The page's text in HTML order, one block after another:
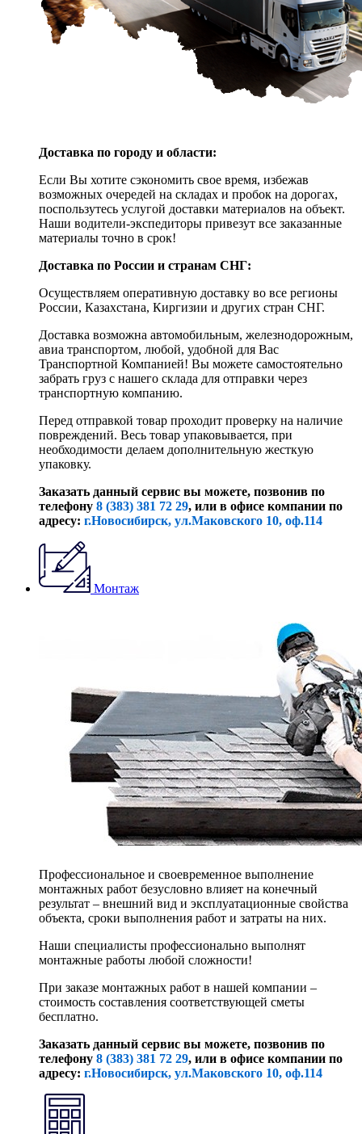
Доставка по городу и области:
Если Вы хотите сэкономить свое время, избежав
возможных очередей на складах и пробок на дорогах,
поспользутесь услугой доставки материалов на объект.
Наши водители-экспедиторы привезут все заказанные
материалы точно в срок!
Доставка по России и странам СНГ:
Осуществляем оперативную доставку во все регионы
России, Казахстана, Киргизии и других стран СНГ.
Доставка возможна автомобильным, железнодорожным,
авиа транспортом, любой, удобной для Вас
Транспортной Компанией! Вы можете самостоятельно
забрать груз с нашего склада для отправки через
транспортную компанию.
Перед отправкой товар проходит проверку на наличие
повреждений. Весь товар упаковывается, при
необходимости делаем дополнительную жесткую
упаковку.
Заказать данный сервис вы можете, позвонив по
телефону 8 (383) 381 72 29, или в офисе компании по
адресу: г.Новосибирск, ул.Маковского 10, оф.114
Монтаж
Профессиональное и своевременное выполнение
монтажных работ безусловно влияет на конечный
результат – внешний вид и эксплуатационные свойства
объекта, сроки выполнения работ и затраты на них.
Наши специалисты профессионально выполнят
монтажные работы любой сложности!
При заказе монтажных работ в нашей компании –
стоимость составления соответствующей сметы
бесплатно.
Заказать данный сервис вы можете, позвонив по
телефону 8 (383) 381 72 29, или в офисе компании по
адресу: г.Новосибирск, ул.Маковского 10, оф.114